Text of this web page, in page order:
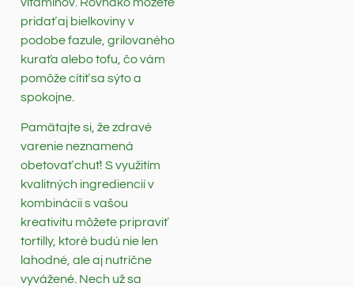
pridať aj bielkoviny v
podobe fazule, grilovaného
kuraťa alebo tofu, čo vám
pomôže cítiť sa sýto a
spokojne.
Pamätajte si, že zdravé
varenie neznamená
obetovať chuť! S využitím
kvalitných ingrediencií v
kombinácii s vašou
kreativitu môžete pripraviť
tortilly, ktoré budú nie len
lahodné, ale aj nutríčne
vyvážené. Nech už sa